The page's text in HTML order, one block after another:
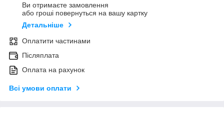
Ви отримаєте замовлення
або гроші повернуться на вашу картку
Детальніше
Оплатити частинами
Післяплата
Оплата на рахунок
Всі умови оплати